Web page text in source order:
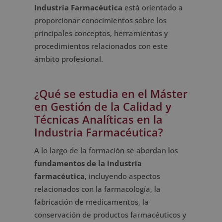
Industria Farmacéutica está orientado a
proporcionar conocimientos sobre los
principales conceptos, herramientas y
procedimientos relacionados con este
ámbito profesional.
¿Qué se estudia en el Máster
en Gestión de la Calidad y
Técnicas Analíticas en la
Industria Farmacéutica?
A lo largo de la formación se abordan los
fundamentos de la industria
farmacéutica, incluyendo aspectos
relacionados con la farmacología, la
fabricación de medicamentos, la
conservación de productos farmacéuticos y